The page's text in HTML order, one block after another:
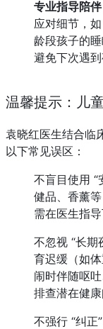
专业指导陪伴
应对细节，
龄段孩子的
避免下次遇到
温馨提示：儿
袁晓红医生结合临
以下常见误区：
不盲目使用 “
健品、香薰
需在医生指导
不忽视 “长期
育迟缓（如
闹时伴随呕
排查潜在健康
不强行 “纠正